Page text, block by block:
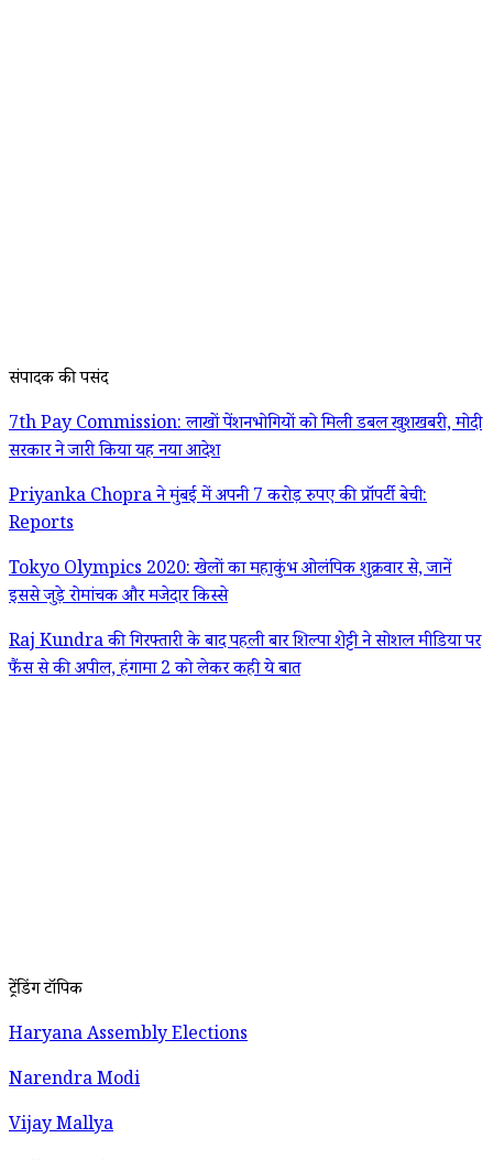
संपादक की पसंद
7th Pay Commission: लाखों पेंशनभोगियों को मिली डबल खुशखबरी, मोदी
सरकार ने जारी किया यह नया आदेश
Priyanka Chopra ने मुंबई में अपनी 7 करोड़ रुपए की प्रॉपर्टी बेची:
Reports
Tokyo Olympics 2020: खेलों का महाकुंभ ओलंपिक शुक्रवार से, जानें
इससे जुड़े रोमांचक और मजेदार किस्से
Raj Kundra की गिरफ्तारी के बाद पहली बार शिल्पा शेट्टी ने सोशल मीडिया पर
फैंस से की अपील, हंगामा 2 को लेकर कही ये बात
ट्रेंडिंग टॉपिक
Haryana Assembly Elections
Narendra Modi
Vijay Mallya